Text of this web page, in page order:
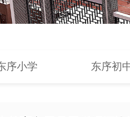
序小学 东序初